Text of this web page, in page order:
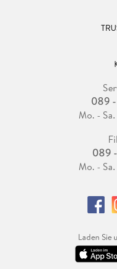
089
Mo. -
089
Mo. -
Laden Sie